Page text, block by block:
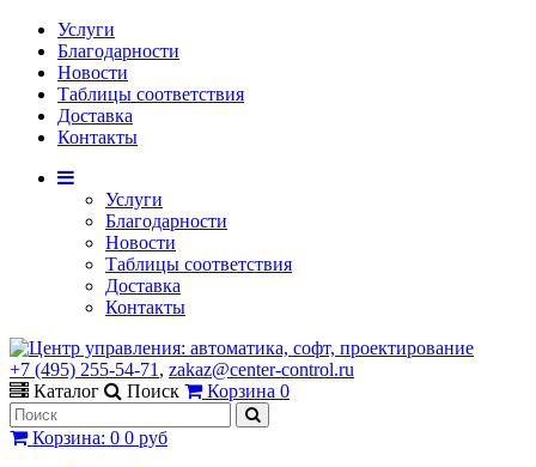
Услуги
Благодарности
Новости
Таблицы соответствия
Доставка
Контакты
Услуги
Благодарности
Новости
Таблицы соответствия
Доставка
Контакты
+7 (495) 255-54-71 , zakaz@center-control.ru
Каталог
Поиск Корзина 0
Корзина: 0 0 руб